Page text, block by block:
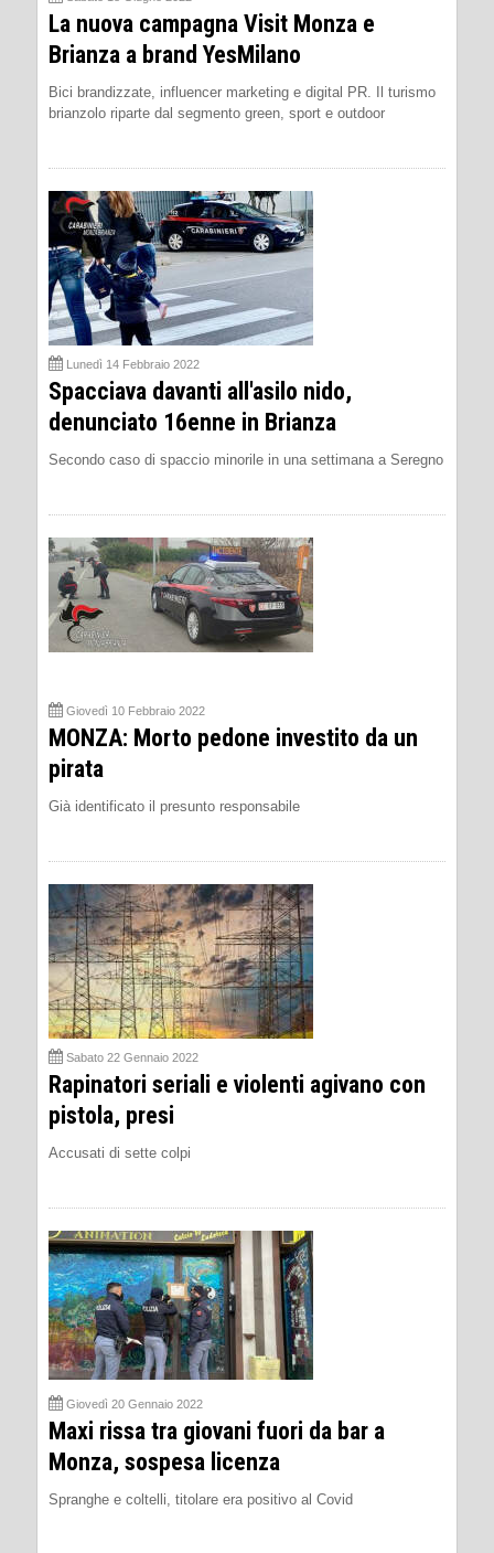
La nuova campagna Visit Monza e
Brianza a brand YesMilano
Bici brandizzate, influencer marketing e digital PR. Il turismo
brianzolo riparte dal segmento green, sport e outdoor
Lunedì 14 Febbraio 2022
Spacciava davanti all'asilo nido,
denunciato 16enne in Brianza
Secondo caso di spaccio minorile in una settimana a Seregno
Giovedì 10 Febbraio 2022
MONZA: Morto pedone investito da un
pirata
Già identificato il presunto responsabile
Sabato 22 Gennaio 2022
Rapinatori seriali e violenti agivano con
pistola, presi
Accusati di sette colpi
Giovedì 20 Gennaio 2022
Maxi rissa tra giovani fuori da bar a
Monza, sospesa licenza
Spranghe e coltelli, titolare era positivo al Covid